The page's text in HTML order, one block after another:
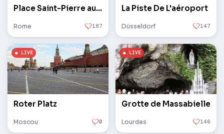
Place Saint-Pierre au Vatican
Rome 187
La Piste De L'aéroport
Düsseldorf 147
Roter Platz
Moscou 0
Grotte de Massabielle
Lourdes 146